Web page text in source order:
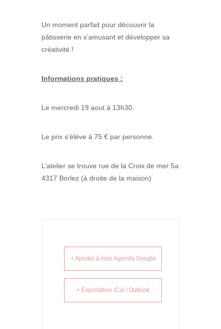
Un moment parfait pour découvrir la
pâtisserie en s’amusant et développer sa
créativité !
Informations pratiques :
Le mercredi 19 aout à 13h30.
Le prix s’élève à 75 € par personne.
L’atelier se trouve rue de la Croix de mer 5a
4317 Borlez (à droite de la maison)
+ Ajouter à mon Agenda Google
+ Exportation iCal / Outlook